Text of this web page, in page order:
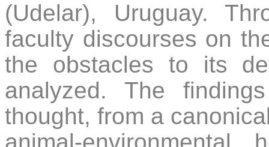
(Udelar), Uruguay.
faculty discourses on
the obstacles to its
analyzed. The
thought, from a
animal-